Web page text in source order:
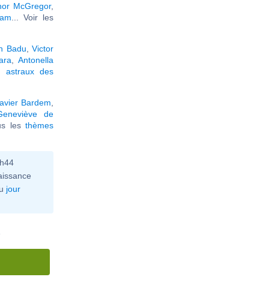
McGregor,
... Voir les
Badu ,Victor
Antonella
astraux des
Bardem
de
lesthèmes
jour